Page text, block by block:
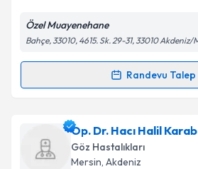
Kişisel verilerimin
Metni'ni okudum ve kişisel
Takvim Talebini
Özel Muayenehane
Bahçe, 33010, 4615. Sk. 29-31, 33010 Akdeniz/
Randevu Talep
Randevu Takvimi Talebi
Op. Dr. Mehmet Dağlıiçin
oluşturun. Size bu uzmandan
takvim hazırlandığında e-posta
Op. Dr. Hacı Halil
Göz Hastalıkları
Mersin, Akdeniz